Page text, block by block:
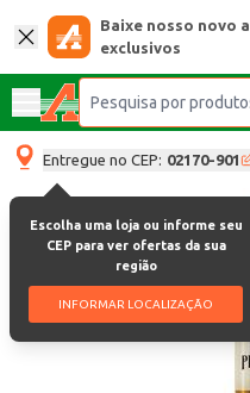
Baixe nosso novo
exclusivos
Entregue no CEP: 02170-901
Escolha uma loja ou informe seu
CEP para ver ofertas da sua
região
INFORMAR LOCALIZAÇÃO